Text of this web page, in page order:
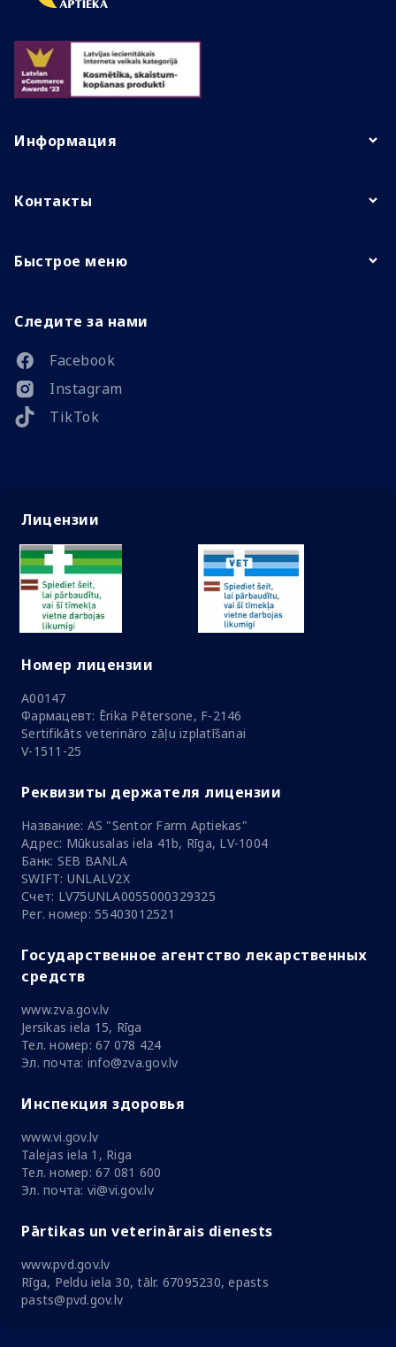
Информация
Контакты
Быстрое меню
Следите за нами
Facebook
Instagram
TikTok
Лицензии
Номер лицензии
A00147
Фармацевт: Ērika Pētersone, F-2146
Sertifikāts veterināro zāļu izplatīšanai
V-1511-25
Реквизиты держателя лицензии
Название: AS "Sentor Farm Aptiekas"
Адрес: Mūkusalas iela 41b, Rīga, LV-1004
Банк: SEB BANLA
SWIFT: UNLALV2X
Счет: LV75UNLA0055000329325
Рег. номер: 55403012521
Государственное агентство лекарственных
средств
www.zva.gov.lv
Jersikas iela 15, Rīga
Тел. номер: 67 078 424
Эл. почта: info@zva.gov.lv
Инспекция здоровья
www.vi.gov.lv
Talejas iela 1, Riga
Тел. номер: 67 081 600
Эл. почта: vi@vi.gov.lv
Pārtikas un veterinārais dienests
www.pvd.gov.lv
Rīga, Peldu iela 30, tālr. 67095230, epasts
pasts@pvd.gov.lv